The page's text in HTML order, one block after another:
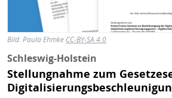
Bild:Paula Ehmke CC-BY-SA 4.0
Schleswig-Holstein
Stellungnahme zum